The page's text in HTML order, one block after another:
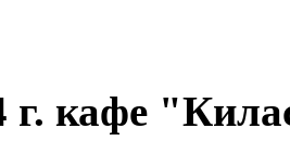
г. кафе